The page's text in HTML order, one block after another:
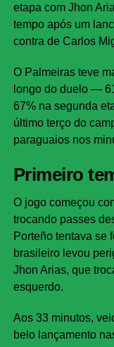
etapa com Jhon
tempo após um
contra de Carlos
O Palmeiras teve
longo do duelo —
67% na segunda
último terço do
paraguaios nos
Primeiro
O jogo começou
trocando passes
Porteño tentava se
brasileiro levou
Jhon Arias, que
esquerdo.
Aos 33 minutos,
belo lançamento